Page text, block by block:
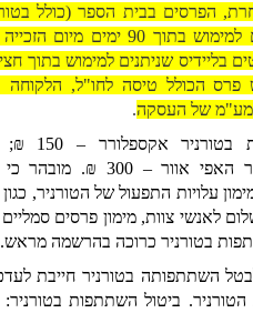
אלא אם נאמר אחרת, הפרסים בבית הספר (כולל בטורנירים
ובקורסים) מוגבלים למימוש בתוך 90 ימים מיום הזכייה (כולל
חו"ל), למעט קרדיטים בליידיס שניתנים למימוש בתוך חצי שנה.
מוסכם כי במימוש פרס הכולל טיסה לחו"ל, הלקוחה תישא
העסקה.
עלות ההשתתפות בטורניר אקספלורר – 150 ₪; עלות
התשלום מיועדת למימון עלויות התפעול של הטורניר, כגון אוכל,
שתיה, שכירות, תשלום לאנשי צוות, מימון פרסים סמליים בלבד
כרוכה בהרשמה מראש.
לקוחה המבקשת לבטל השתתפותה בטורניר חייבת לעדכן את
ליידיס לפני תחילת הטורניר. ביטול השתתפות בטורניר: ביטול